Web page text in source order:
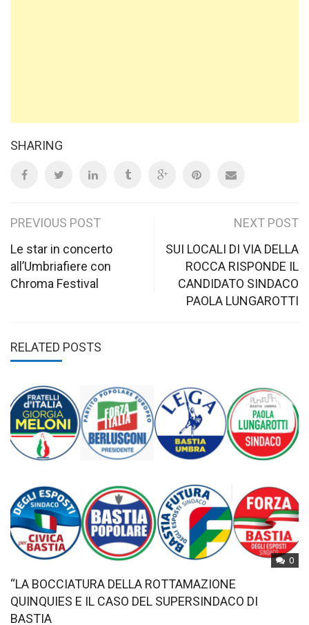
SHARING
Post
navigation
PREVIOUS POST
Le star in concerto
all’Umbriafiere con
Chroma Festival
NEXT POST
SUI LOCALI DI VIA DELLA
ROCCA RISPONDE IL
CANDIDATO SINDACO
PAOLA LUNGAROTTI
RELATED POSTS
0
“LA BOCCIATURA DELLA ROTTAMAZIONE
QUINQUIES E IL CASO DEL SUPERSINDACO DI
BASTIA